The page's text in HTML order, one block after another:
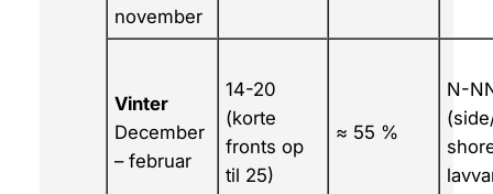
november
Vinter
December
– februar
14-20
(korte
fronts op
til 25)
≈ 55 %
N-